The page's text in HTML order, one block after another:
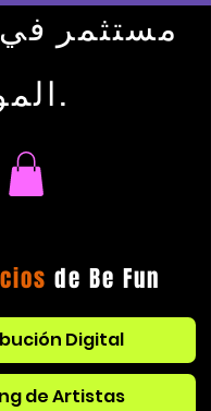
الموسيقيين.
de Be Fun
Digital
de Artistas